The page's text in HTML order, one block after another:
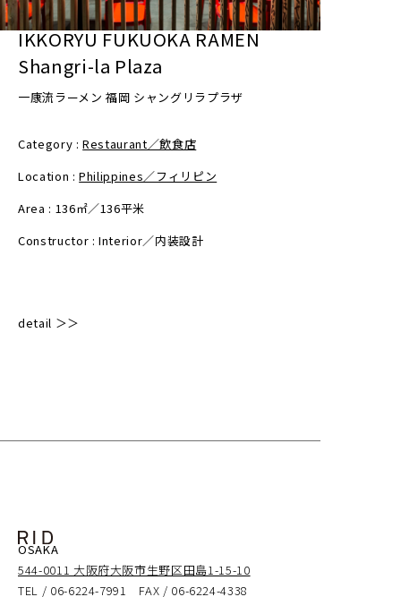
IKKORYU FUKUOKA RAMEN
Shangri-la Plaza
一康流ラーメン 福岡 シャングリラプラザ
Category :Restaurant／飲食店
Location :Philippines／フィリピン
Area : 136㎡／136平米
Constructor : Interior／内装設計
detail ＞＞
OSAKA
544-0011 大阪府大阪市生野区田島1-15-10
TEL / 06-6224-7991 FAX / 06-6224-4338